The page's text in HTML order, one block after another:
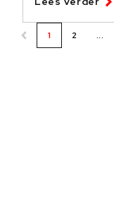
1 2 ...